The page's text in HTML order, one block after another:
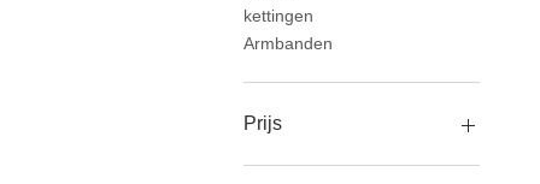
kettingen
Armbanden
Prijs